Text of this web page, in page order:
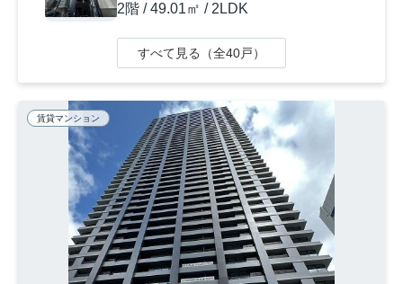
2階 / 49.01㎡ / 2LDK
すべて見る（全40戸）
賃貸マンション